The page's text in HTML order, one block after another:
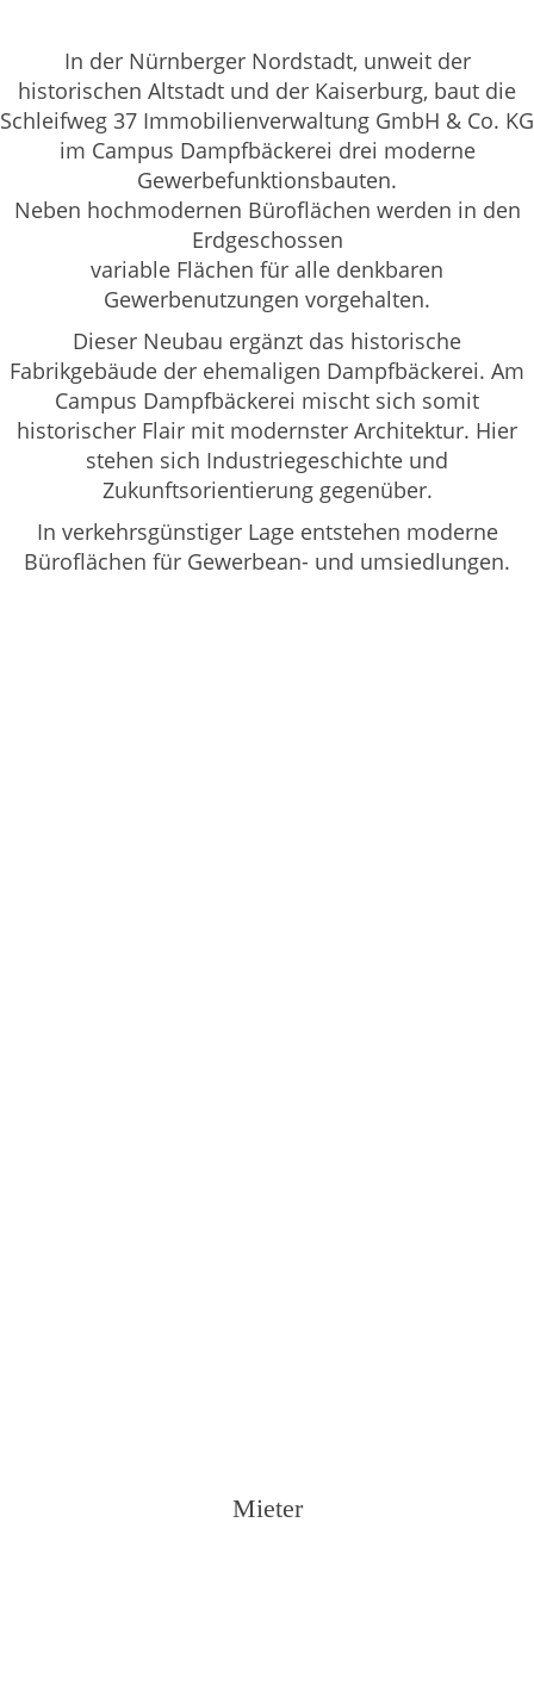
In der Nürnberger Nordstadt, unweit der
historischen Altstadt und der Kaiserburg, baut die
Schleifweg 37 Immobilienverwaltung GmbH & Co. KG
im Campus Dampfbäckerei drei moderne
Gewerbefunktionsbauten.
Neben hochmodernen Büroflächen werden in den
Erdgeschossen
variable Flächen für alle denkbaren
Gewerbenutzungen vorgehalten.
Dieser Neubau ergänzt das historische
Fabrikgebäude der ehemaligen Dampfbäckerei. Am
Campus Dampfbäckerei mischt sich somit
historischer Flair mit modernster Architektur. Hier
stehen sich Industriegeschichte und
Zukunftsorientierung gegenüber.
In verkehrsgünstiger Lage entstehen moderne
Büroflächen für Gewerbean- und umsiedlungen.
Mieter